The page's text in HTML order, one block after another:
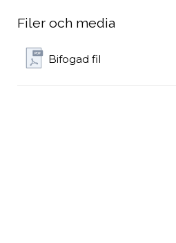
Filer och media
Bifogad fil